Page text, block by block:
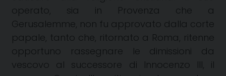
operato, sia in Provenza che a
Gerusalemme, non fu approvato dalla corte
papale, tanto che, ritornato a Roma, ritenne
opportuno rassegnare le dimissioni da
vescovo al successore di Innocenzo III, il